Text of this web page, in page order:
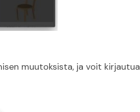
muutoksista, ja voit kirjautua